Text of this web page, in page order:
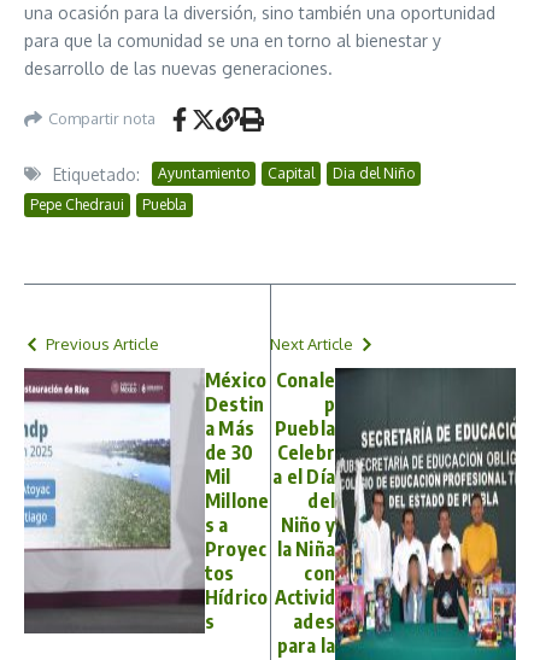
una ocasión para la diversión, sino también una oportunidad
para que la comunidad se una en torno al bienestar y
desarrollo de las nuevas generaciones.
Compartir nota
Etiquetado: Ayuntamiento Capital
Dia del Niño
Pepe Chedraui
Puebla
Previous Article
México
Destin
a Más
de 30
Mil
Millone
s a
Proyec
tos
Hídrico
s
Next Article
Conale
p
Puebla
Celebr
a el Día
del
Niño y
la Niña
con
Activid
ades
para la